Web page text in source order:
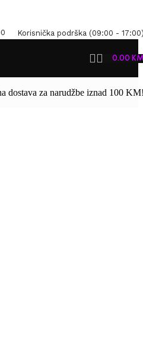
Korisnička podrška (09:00 -
0.00
dostava za narudžbe iznad 100